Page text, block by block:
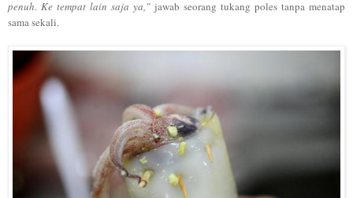
penuh. Ke tempat lain saja ya," jawab seorang tukang poles tanpa menatap
sama sekali.